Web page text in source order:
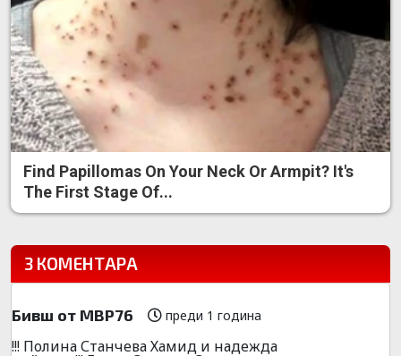
Find Papillomas On Your Neck Or Armpit? It's
The First Stage Of...
3 КОМЕНТАРА
Бивш от МВР76 преди 1 година
!!! Полина Станчева Хамид и надежда